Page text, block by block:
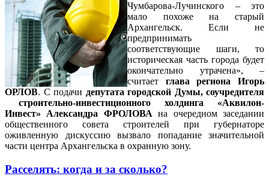
Чумбарова-Лучинского – это
мало похоже на старый
Архангельск. Если не
предпринимать
соответствующие шаги, то
историческая часть города будет
окончательно утрачена», –
считает глава региона Игорь
ОРЛОВ. С подачи депутата городской Думы, соучредителя
строительно-инвестиционного холдинга «Аквилон-
Инвест» Александра ФРОЛОВА на очередном заседании
общественного совета строителей при губернаторе
оживленную дискуссию вызвало попадание значительной
части центра Архангельска в охранную зону.
Расселять: когда и за сколько?